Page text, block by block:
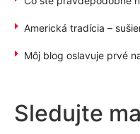
Americká tradícia –
Môj blog oslavuje prvé
Sledujte ma